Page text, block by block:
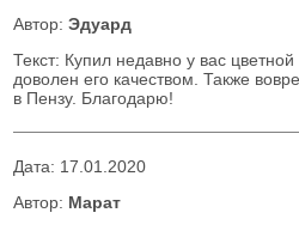
Автор:Эдуард
Текст: Купил недавно у вас
доволен его качеством. Также
в Пензу. Благодарю!
Дата: 17.01.2020
Автор: Марат